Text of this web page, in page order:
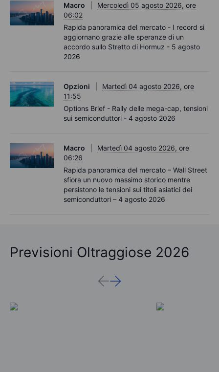
Macro
Mercoledì 05 agosto 2026, ore
06:02
Rapida panoramica del mercato - I record si
aggiornano grazie alle speranze di un
accordo sullo Stretto di Hormuz - 5 agosto
2026
Opzioni
Martedì 04 agosto 2026, ore
11:55
Options Brief - Rally delle mega-cap, tensioni
sui semiconduttori - 4 agosto 2026
Macro
Martedì 04 agosto 2026, ore
06:26
Rapida panoramica del mercato – Wall Street
sfiora un nuovo massimo storico mentre
persistono le tensioni sui titoli asiatici dei
semiconduttori – 4 agosto 2026
Previsioni Oltraggiose 2026